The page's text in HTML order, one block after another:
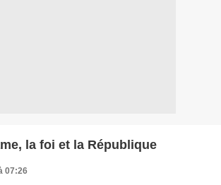
la foi et la République
07:26